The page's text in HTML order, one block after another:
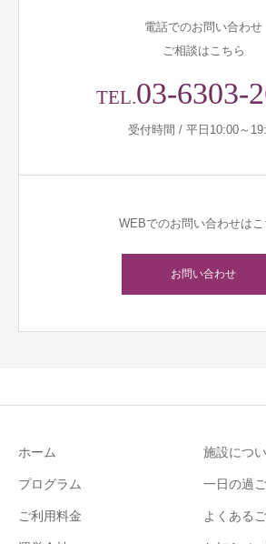
電話でのお問い合わせ
ご相談はこちら
TEL.03-6303-
受付時間 / 平日10:00～
WEBでのお問い合わせはこ
お問い合わせ
ホーム 施設につ
プログラム 一日の過
ご利用料金 よくある